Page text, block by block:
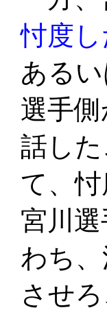
忖度し
ある
選手
話し
て、
宮川
わち
させ